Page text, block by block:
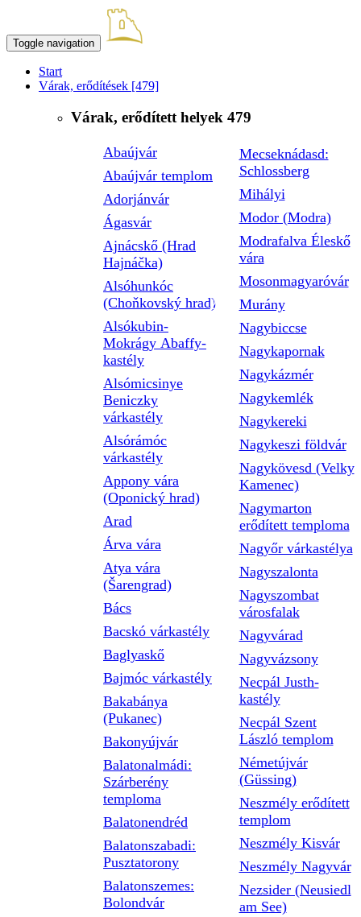
Toggle navigation
Start
Várak, erődítések [479]
Várak, erődített helyek 479
Abaújvár
Abaújvár templom
Adorjánvár
Ágasvár
Ajnácskő (Hrad
Hajnáčka)
Alsóhunkóc
(Choňkovský hrad)
Alsókubin-
Mokrágy Abaffy-
kastély
Alsómicsinye
Beniczky
várkastély
Alsórámóc
várkastély
Appony vára
(Oponický hrad)
Arad
Árva vára
Atya vára
(Šarengrad)
Bács
Bacskó várkastély
Baglyaskő
Bajmóc várkastély
Bakabánya
(Pukanec)
Bakonyújvár
Balatonalmádi:
Szárberény
temploma
Balatonendréd
Balatonszabadi:
Pusztatorony
Balatonszemes:
Bolondvár
Mecseknádasd:
Schlossberg
Mihályi
Modor (Modra)
Modrafalva Éleskő
vára
Mosonmagyaróvár
Murány
Nagybiccse
Nagykapornak
Nagykázmér
Nagykemlék
Nagykereki
Nagykeszi földvár
Nagykövesd (Velky
Kamenec)
Nagymarton
erődített temploma
Nagyőr várkastélya
Nagyszalonta
Nagyszombat
városfalak
Nagyvárad
Nagyvázsony
Necpál Justh-
kastély
Necpál Szent
László templom
Németújvár
(Güssing)
Neszmély erődített
templom
Neszmély Kisvár
Neszmély Nagyvár
Nezsider (Neusiedl
am See)